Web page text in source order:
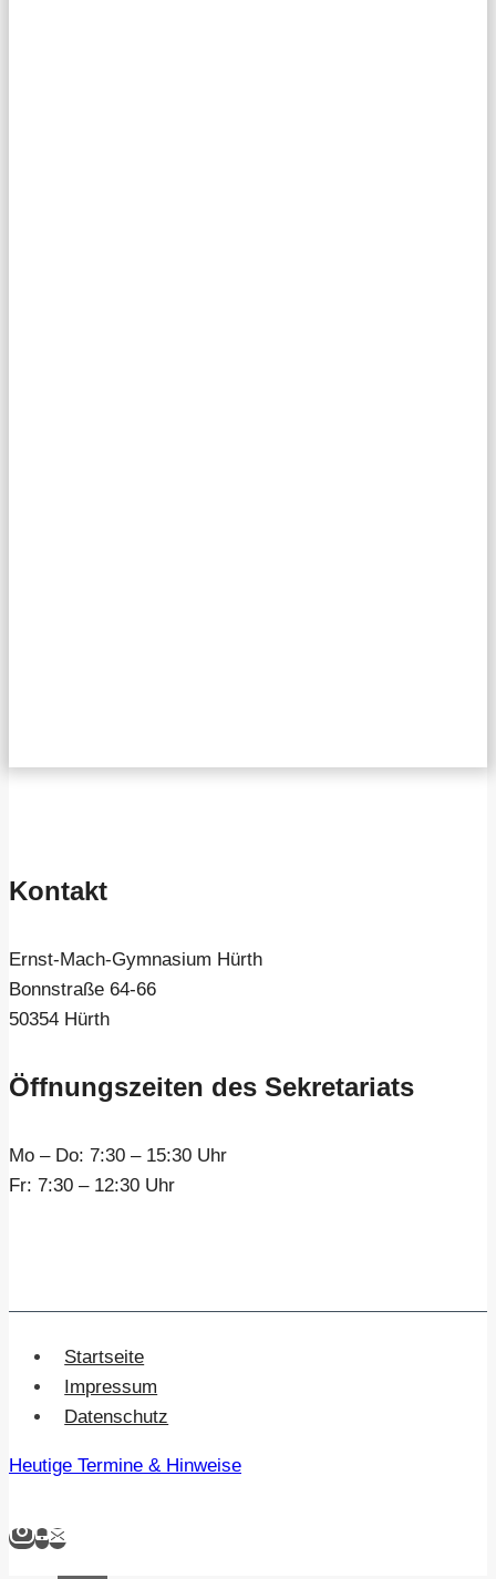
Kontakt
Ernst-Mach-Gymnasium Hürth
Bonnstraße 64-66
50354 Hürth
Öffnungszeiten des Sekretariats
Mo – Do: 7:30 – 15:30 Uhr
Fr: 7:30 – 12:30 Uhr
Startseite
Impressum
Datenschutz
Heutige Termine & Hinweise